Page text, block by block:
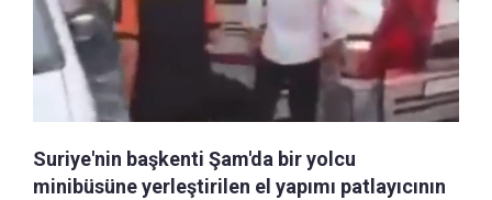
Suriye'nin başkenti Şam'da bir yolcu
minibüsüne yerleştirilen el yapımı patlayıcının